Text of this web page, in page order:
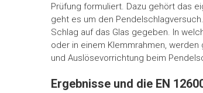
Prüfung formuliert. Dazu gehört das
geht es um den
Schlag auf das Glas gegeben. In
oder in einem Klemmrahmen,
und Auslösevorrichtung beim
Ergebnisse und die EN